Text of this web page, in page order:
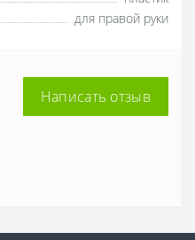
для правой руки
Написать отзыв